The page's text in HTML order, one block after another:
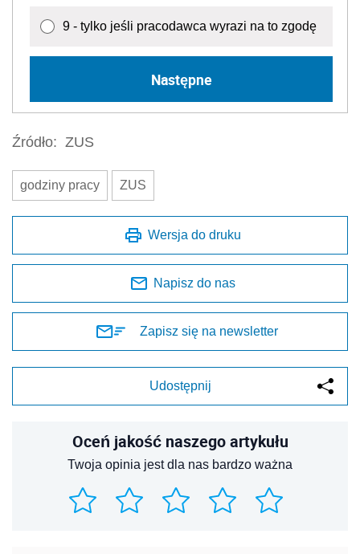
9 - tylko jeśli pracodawca wyrazi na to zgodę
Następne
Źródło: ZUS
godziny pracy ZUS
Wersja do druku
Napisz do nas
Zapisz się na newsletter
Udostępnij
Oceń jakość naszego artykułu
Twoja opinia jest dla nas bardzo ważna